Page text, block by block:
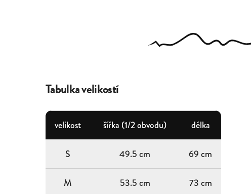
Tabulka velikostí
velikost šířka (1/2 obvodu) délka
S 49.5 cm 69 cm
M 53.5 cm 73 cm